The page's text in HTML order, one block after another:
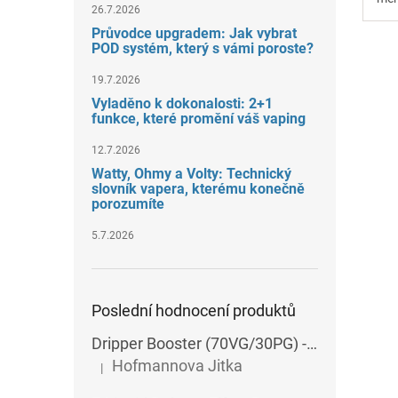
26.7.2026
Průvodce upgradem: Jak vybrat
POD systém, který s vámi poroste?
19.7.2026
Vyladěno k dokonalosti: 2+1
funkce, které promění váš vaping
12.7.2026
Watty, Ohmy a Volty: Technický
slovník vapera, kterému konečně
porozumíte
5.7.2026
Poslední hodnocení produktů
Dripper Booster (70VG/30PG) - Imperia - 5x10 ml - 15 mg
Hodnocení produktu je 5 z 5 hvězdiček.
| Hofmannova Jitka